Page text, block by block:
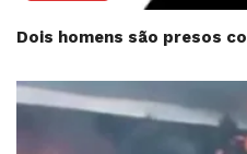
Dois homens são presos